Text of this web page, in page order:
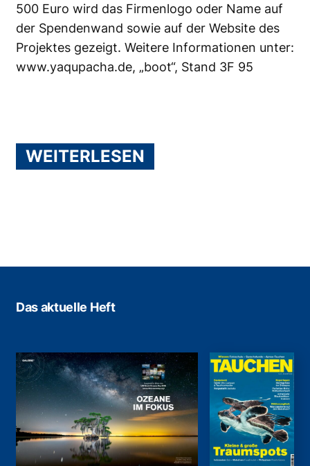
500 Euro wird das Firmenlogo oder Name auf
der Spendenwand sowie auf der Website des
Projektes gezeigt. Weitere Informationen unter:
www.yaqupacha.de, „boot“, Stand 3F 95
WEITERLESEN
Das aktuelle Heft